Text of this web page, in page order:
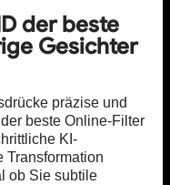
der beste
Gesichter
präzise und
beste Online-Filter
KI-
Transformation
ob Sie subtile